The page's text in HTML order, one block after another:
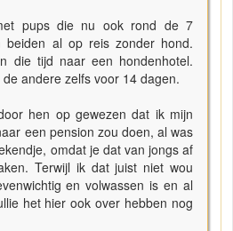
pups die nu ook rond de 7
beiden al op reis zonder hond.
die tijd naar een hondenhotel.
andere zelfs voor 14 dagen.
hen op gewezen dat ik mijn
een pension zou doen, al was
omdat je dat van jongs af
Terwijl ik dat juist niet wou
en volwassen is en al
het hier ook over hebben nog